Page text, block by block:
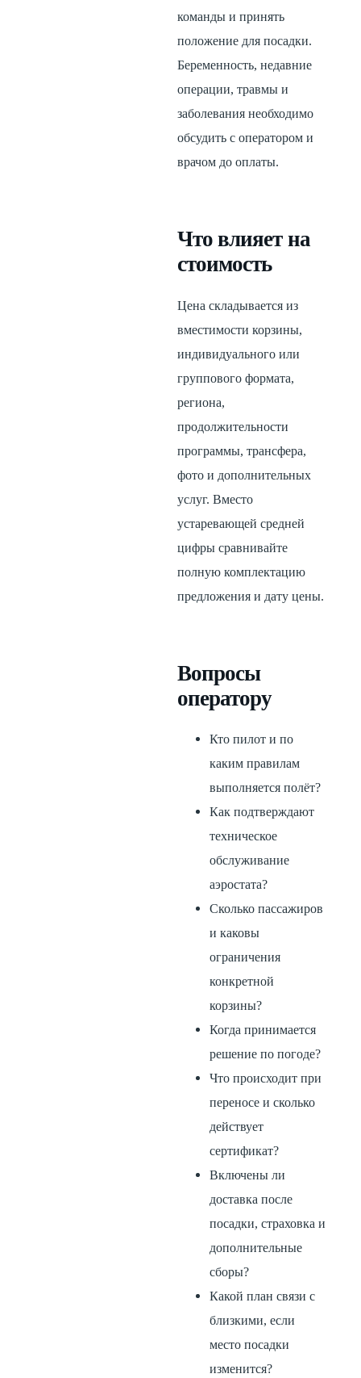
команды и принять
положение для посадки.
Беременность, недавние
операции, травмы и
заболевания необходимо
обсудить с оператором и
врачом до оплаты.
Что влияет на
стоимость
Цена складывается из
вместимости корзины,
индивидуального или
группового формата,
региона,
продолжительности
программы, трансфера,
фото и дополнительных
услуг. Вместо
устаревающей средней
цифры сравнивайте
полную комплектацию
предложения и дату цены.
Вопросы
оператору
Кто пилот и по
каким правилам
выполняется полёт?
Как подтверждают
техническое
обслуживание
аэростата?
Сколько пассажиров
и каковы
ограничения
конкретной
корзины?
Когда принимается
решение по погоде?
Что происходит при
переносе и сколько
действует
сертификат?
Включены ли
доставка после
посадки, страховка и
дополнительные
сборы?
Какой план связи с
близкими, если
место посадки
изменится?